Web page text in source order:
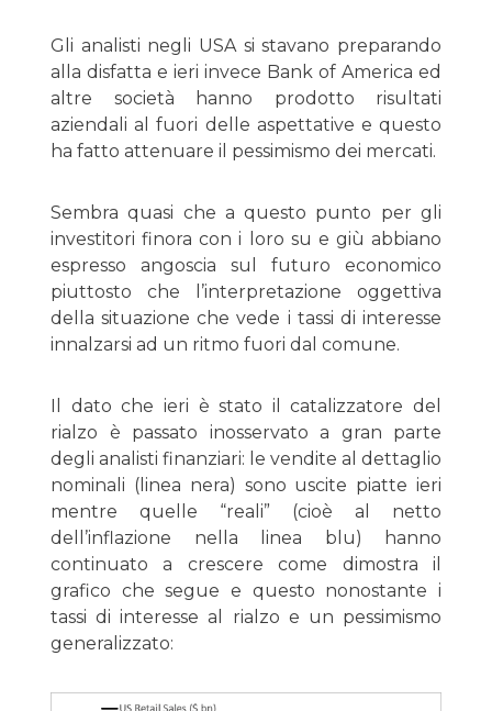
Gli analisti negli USA si stavano preparando
alla disfatta e ieri invece Bank of America ed
altre società hanno prodotto risultati
aziendali al fuori delle aspettative e questo
ha fatto attenuare il pessimismo dei mercati.
Sembra quasi che a questo punto per gli
investitori finora con i loro su e giù abbiano
espresso angoscia sul futuro economico
piuttosto che l’interpretazione oggettiva
della situazione che vede i tassi di interesse
innalzarsi ad un ritmo fuori dal comune.
Il dato che ieri è stato il catalizzatore del
rialzo è passato inosservato a gran parte
degli analisti finanziari: le vendite al dettaglio
nominali (linea nera) sono uscite piatte ieri
mentre quelle “reali” (cioè al netto
dell’inflazione nella linea blu) hanno
continuato a crescere come dimostra il
grafico che segue e questo nonostante i
tassi di interesse al rialzo e un pessimismo
generalizzato: